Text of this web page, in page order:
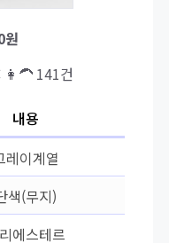
원
141건
내용
레이계열
색(무지)
에스테르